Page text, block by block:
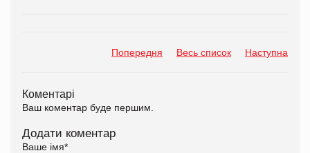
Попередня Весь список Наступна
Коментарі
Ваш коментар буде першим.
Додати коментар
Ваше імя*